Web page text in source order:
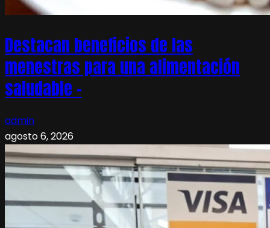
Destacan beneficios de las
menestras para una alimentación
saludable –
admin
agosto 6, 2026